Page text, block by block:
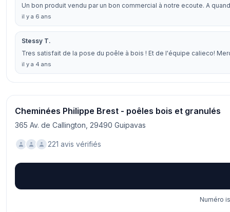
Un bon produit vendu par un bon commercial à notre ecoute. A
il y a 6 ans
Stessy T.
Tres satisfait de la pose du poêle à bois ! Et de l'équipe calieco!
il y a 4 ans
Cheminées Philippe Brest - poêles bois et granulés
365 Av. de Callington, 29490 Guipavas
221 avis vérifiés
Numéro